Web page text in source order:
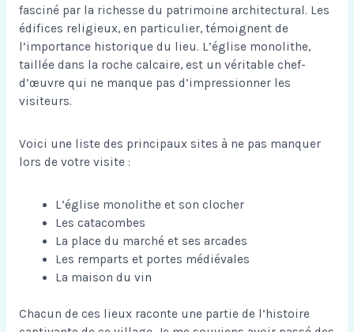
fasciné par la richesse du patrimoine architectural. Les
édifices religieux, en particulier, témoignent de
l’importance historique du lieu. L’église monolithe,
taillée dans la roche calcaire, est un véritable chef-
d’œuvre qui ne manque pas d’impressionner les
visiteurs.
Voici une liste des principaux sites à ne pas manquer
lors de votre visite :
L’église monolithe et son clocher
Les catacombes
La place du marché et ses arcades
Les remparts et portes médiévales
La maison du vin
Chacun de ces lieux raconte une partie de l’histoire